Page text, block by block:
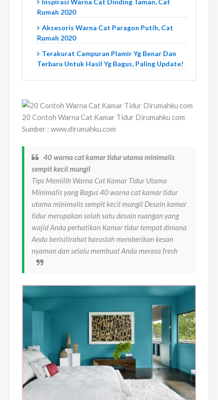
Inspirasi Warna Cat Dinding Taman, Cat
Rumah 2020
Aksesoris Warna Cat Paragon Putih, Cat
Rumah 2020
Terakurat Campuran Plamir Yg Benar Dan
Terbaru Untuk Hasil Yg Bagus, Paling Update!
20 Contoh Warna Cat Kamar Tidur Dirumahku com
Sumber : www.dirumahku.com
40 warna cat kamar tidur utama minimalis
sempit kecil mungil
Tips Memilih Warna Cat Kamar Tidur Utama
Minimalis yang Bagus 40 warna cat kamar tidur
utama minimalis sempit kecil mungil Desain kamar
tidur merupakan salah satu desain ruangan yang
wajid Anda perhatikan Kamar tidur tempat dimana
Anda berisitirahat haruslah memberikan kesan
nyaman dan selalu membuat Anda merasa fresh